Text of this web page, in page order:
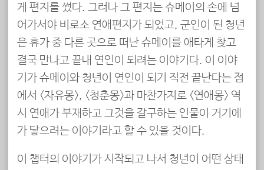
게 편지를 썼다. 그러나 그 편지는 슈메이의 손에 넘
어가서야 비로소 연애편지가 되었고, 군인이 된 청년
은 휴가 중 다른 곳으로 떠난 슈메이를 애타게 찾고
결국 만나고 끝내 연인이 되려는 이야기다. 이 이야
기가 슈메이와 청년이 연인이 되기 직전 끝난다는 점
에서 <자유몽>, <청춘몽>과 마찬가지로 <연애몽> 역
시 연애가 부재하고 그것을 갈구하는 인물이 거기에
가 닿으려는 이야기라고 할 수 있을 것이다.
이 챕터의 이야기가 시작되고 나서 청년이 어떤 상태